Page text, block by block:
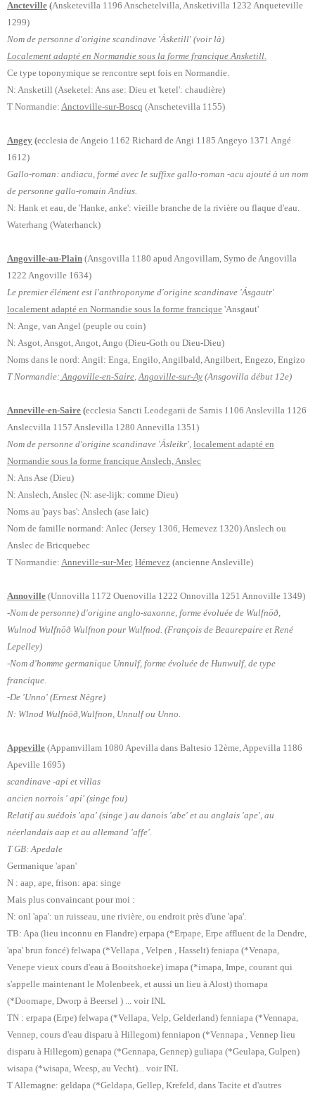
Ancteville (Ansketevilla 1196 Anschetelvilla, Ansketivilla 1232 Anqueteville
1299)
Nom de personne d'origine scandinave 'Ásketill' (voir là)
Localement adapté en Normandie sous la forme francique Ansketill.
Ce type toponymique se rencontre sept fois en Normandie.
N: Ansketill (Aseketel: Ans ase: Dieu et 'ketel': chaudière)
T Normandie: Anctoville-sur-Boscq (Anschetevilla 1155)
Angey (ecclesia de Angeio 1162 Richard de Angi 1185 Angeyo 1371 Angé
1612)
Gallo-roman: andiacu, formé avec le suffixe gallo-roman -acu ajouté à un nom
de personne gallo-romain Andius.
N: Hank et eau, de 'Hanke, anke': vieille branche de la rivière ou flaque d'eau.
Waterhang (Waterhanck)
Angoville-au-Plain (Ansgovilla 1180 apud Angovillam, Symo de Angovilla
1222 Angoville 1634)
Le premier élément est l'anthroponyme d'origine scandinave 'Ásgautr'
localement adapté en Normandie sous la forme francique 'Ansgaut'
N: Ange, van Angel (peuple ou coin)
N: Asgot, Ansgot, Angot, Ango (Dieu-Goth ou Dieu-Dieu)
Noms dans le nord: Angil: Enga, Engilo, Angilbald, Angilbert, Engezo, Engizo
T Normandie: Angoville-en-Saire,Angoville-sur-Ay (Ansgovilla début 12e)
Anneville-en-Saire (ecclesia Sancti Leodegarii de Sarnis 1106 Anslevilla 1126
Anslecvilla 1157 Anslevilla 1280 Annevilla 1351)
Nom de personne d'origine scandinave 'Ásleikr', localement adapté en
Normandie sous la forme francique Anslech, Anslec
N: Ans Ase (Dieu)
N: Anslech, Anslec (N: ase-lijk: comme Dieu)
Noms au 'pays bas': Anslech (ase laic)
Nom de famille normand: Anlec (Jersey 1306, Hemevez 1320) Anslech ou
Anslec de Bricquebec
T Normandie: Anneville-sur-Mer, Hémevez (ancienne Ansleville)
Annoville (Unnovilla 1172 Ouenovilla 1222 Onnovilla 1251 Annoville 1349)
-Nom de personne) d'origine anglo-saxonne, forme évoluée de Wulfnōð,
Wulnod Wulfnōð Wulfnon pour Wulfnod. (François de Beaurepaire et René
Lepelley)
-Nom d'homme germanique Unnulf, forme évoluée de Hunwulf, de type
francique.
-De 'Unno' (Ernest Nègre)
N: Wlnod Wulfnōð,Wulfnon, Unnulf ou Unno.
Appeville (Appamvillam 1080 Apevilla dans Baltesio 12ème, Appevilla 1186
Apeville 1695)
scandinave -api et villas
ancien norrois ' api' (singe fou)
Relatif au suédois 'apa' (singe ) au danois 'abe' et au anglais 'ape', au
néerlandais aap et au allemand 'affe'.
T GB: Apedale
Germanique 'apan'
N : aap, ape, frison: apa: singe
Mais plus convaincant pour moi :
N: onl 'apa': un ruisseau, une rivière, ou endroit près d'une 'apa'.
TB: Apa (lieu inconnu en Flandre) erpapa (*Erpape, Erpe affluent de la Dendre,
'apa' brun foncé) felwapa (*Vellapa , Velpen , Hasselt) feniapa (*Venapa,
Venepe vieux cours d'eau à Booitshoeke) imapa (*imapa, Impe, courant qui
s'appelle maintenant le Molenbeek, et aussi un lieu à Alost) thornapa
(*Doornape, Dworp à Beersel ) ... voir INL
TN : erpapa (Erpe) felwapa (*Vellapa, Velp, Gelderland) fenniapa (*Vennapa,
Vennep, cours d'eau disparu à Hillegom) fenniapon (*Vennapa , Vennep lieu
disparu à Hillegom) genapa (*Gennapa, Gennep) guliapa (*Geulapa, Gulpen)
wisapa (*wisapa, Weesp, au Vecht)... voir INL
T Allemagne: geldapa (*Geldapa, Gellep, Krefeld, dans Tacite et d'autres